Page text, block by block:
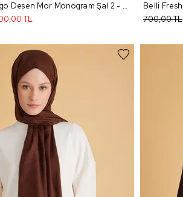
Belli Fresh Logo Desen Mor Monogram Şal 2 - 95
TL
700,00 TL